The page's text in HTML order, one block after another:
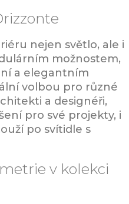
nejen světlo, ale i
možnostem,
a elegantním
volbou pro různé
a designéři,
pro své projekty, i
po svítidle s
v kolekci